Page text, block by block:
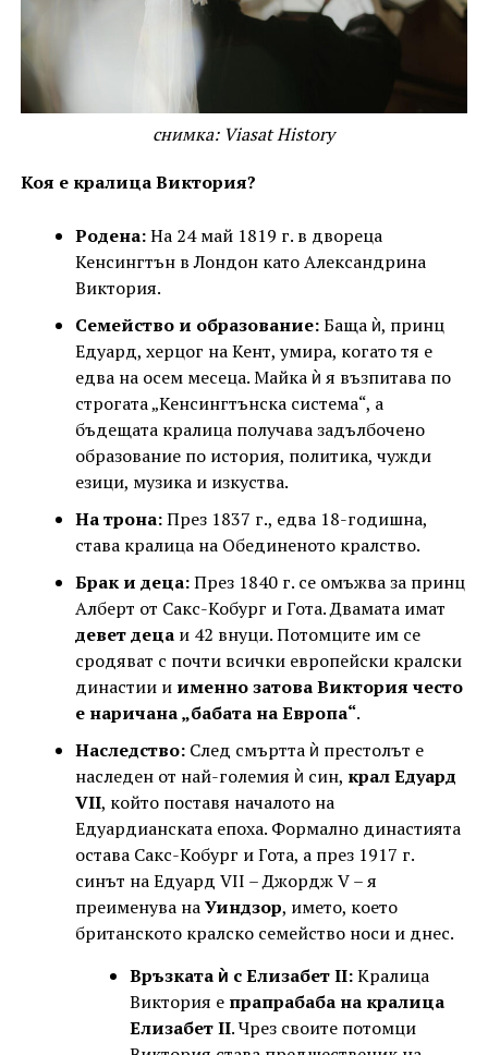
снимка: Viasat History
Коя е кралица Виктория?
Родена:На 24 май 1819 г. в двореца
Кенсингтън в Лондон като Александрина
Виктория.
Семейство и образование:Баща ѝ, принц
Едуард, херцог на Кент, умира, когато тя е
едва на осем месеца. Майка ѝ я възпитава по
строгата „Кенсингтънска система“, а
бъдещата кралица получава задълбочено
образование по история, политика, чужди
езици, музика и изкуства.
На трона:През 1837 г., едва 18-годишна,
става кралица на Обединеното кралство.
Брак и деца:През 1840 г. се омъжва за принц
Алберт от Сакс-Кобург и Гота. Двамата имат
девет децаи 42 внуци. Потомците им се
сродяват с почти всички европейски кралски
династии и именно затова Виктория често
е наричана „бабата на Европа“.
Наследство:След смъртта ѝ престолът е
наследен от най-големия ѝ син, крал Едуард
VII, който поставя началото на
Едуардианската епоха. Формално династията
остава Сакс-Кобург и Гота, а през 1917 г.
синът на Едуард VII – Джордж V – я
преименува наУиндзор, името, което
британското кралско семейство носи и днес.
Връзката ѝ с Елизабет II:Кралица
Виктория е прапрабаба на кралица
Елизабет II. Чрез своите потомци